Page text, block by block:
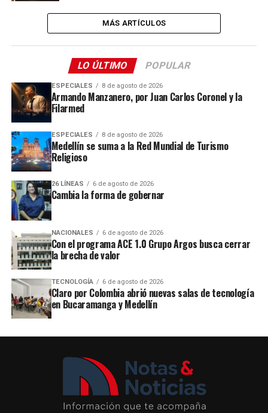
MÁS ARTÍCULOS
LO ÚLTIMO POPULAR
ESPECIALES 8 de agosto de 2026
Armando Manzanero, por Juan Carlos Coronel y la
Filarmed
ESPECIALES 8 de agosto de 2026
Medellín se suma a la Red Mundial de Turismo
Religioso
26 LÍNEAS 6 de agosto de 2026
Cambia la forma de gobernar
NACIONALES 6 de agosto de 2026
Con el programa ACE 1.0 Grupo Argos busca cerrar
la brecha de valor
TECNOLOGÍA 6 de agosto de 2026
Claro por Colombia abrió nuevas salas de tecnología
en Bucaramanga y Medellín